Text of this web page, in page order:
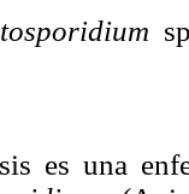
es una